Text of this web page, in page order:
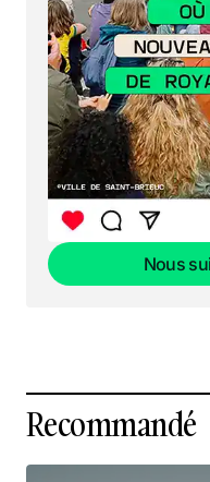
Nous
Recommandé